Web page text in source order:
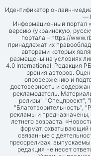
Идентификатор онлайн-
—
Информационный портал
версию (украинскую,
портала – https://
принадлежат их
авторами которых
размещены на условиях
4.0 International. Редакция
зрения авторов.
опровержению и
достоверность и
рекламодатель.
релизы", "Спецпроект",
"Благотворительность",
рекламы и предназначены,
летнего возраста.
формат, охватывающий
связанные с
прессрелизах,
редакция не несет